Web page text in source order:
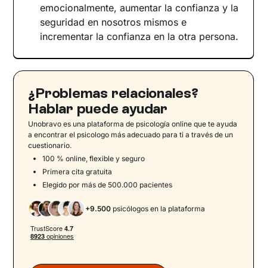
emocionalmente, aumentar la confianza y la
seguridad en nosotros mismos e
incrementar la confianza en la otra persona.
¿Problemas relacionales?
Hablar puede ayudar
Unobravo es una plataforma de psicología online que te ayuda
a encontrar el psicologo más adecuado para ti a través de un
cuestionario.
100 % online, flexible y seguro
Primera cita gratuita
Elegido por más de 500.000 pacientes
+9.500 psicólogos en la plataforma